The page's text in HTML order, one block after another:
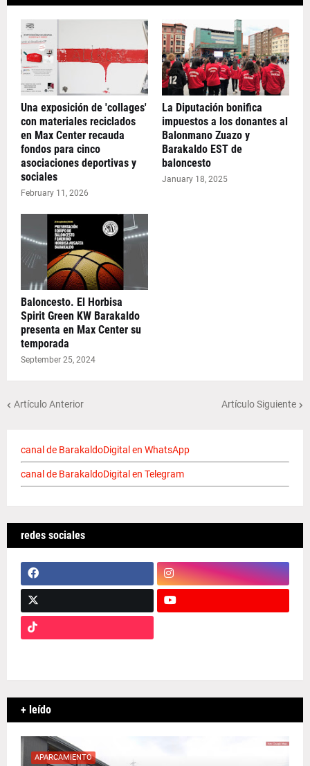
Una exposición de 'collages'
con materiales reciclados
en Max Center recauda
fondos para cinco
asociaciones deportivas y
sociales
February 11, 2026
La Diputación bonifica
impuestos a los donantes al
Balonmano Zuazo y
Barakaldo EST de
baloncesto
January 18, 2025
Baloncesto. El Horbisa
Spirit Green KW Barakaldo
presenta en Max Center su
temporada
September 25, 2024
Artículo Anterior Artículo Siguiente
canal de BarakaldoDigital en WhatsApp
canal de BarakaldoDigital en Telegram
redes sociales
+ leído
APARCAMIENTO